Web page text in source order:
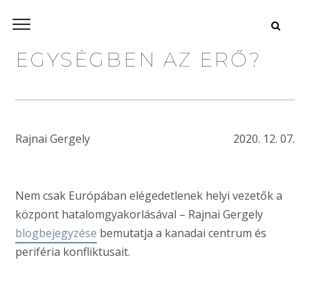
EGYSÉGBEN AZ ERŐ?
Rajnai Gergely 2020. 12. 07.
Nem csak Európában elégedetlenek helyi vezetők a
központ hatalomgyakorlásával – Rajnai Gergely
blogbejegyzése bemutatja a kanadai centrum és
periféria konfliktusait.